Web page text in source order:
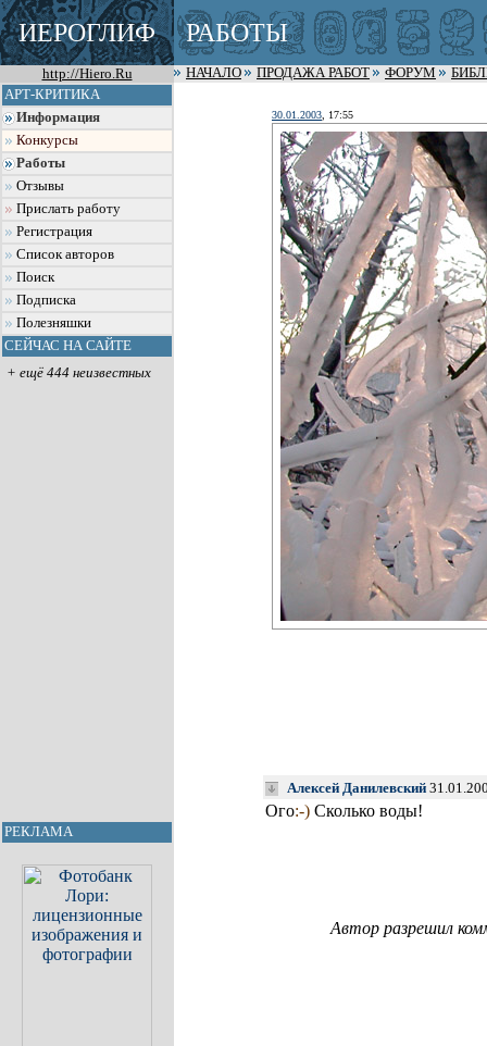
ИЕРОГЛИФ РАБОТЫ
http://Hiero.Ru НАЧАЛО ПРОДАЖА РАБОТ ФОРУМ
АРТ-КРИТИКА
Информация
Конкурсы
Работы
Отзывы
Прислать работу
Регистрация
Список авторов
Поиск
Подписка
Полезняшки
СЕЙЧАС НА САЙТЕ
+ ещё 444 неизвестных
РЕКЛАМА
30.01.2003 , 17:55
Алексей Данилевский
Ого:-) Сколько воды!
Автор разрешил